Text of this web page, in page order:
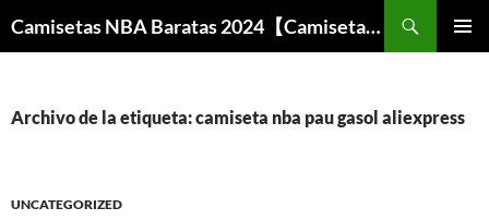
Camisetas NBA Baratas 2024【Camisetas Especiales Baloncesto】
Archivo de la etiqueta: camiseta nba pau gasol aliexpress
UNCATEGORIZED